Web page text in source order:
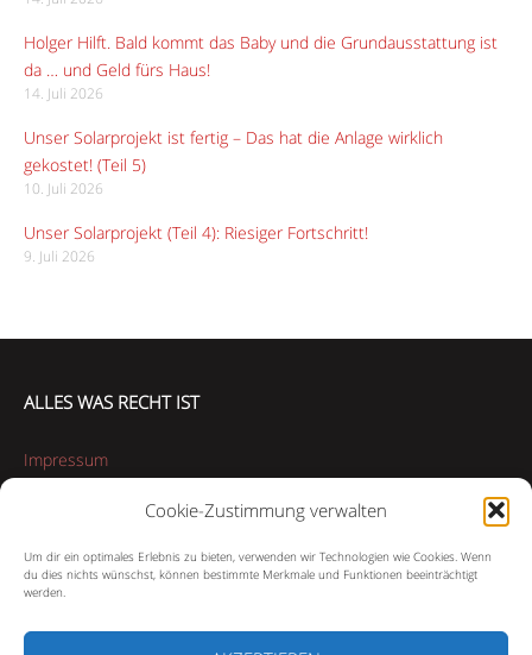
Cookie-Zustimmung verwalten
Um dir ein optimales Erlebnis zu bieten, verwenden wir Technologien wie Cookies. Wenn
du dies nichts wünschst, können bestimmte Merkmale und Funktionen beeinträchtigt
werden.
Holger Hilft. Bald kommt das Baby und die Grundausstattung ist
da … und Geld fürs Haus!
14. Juli 2026
Unser Solarprojekt ist fertig – Das hat die Anlage wirklich
gekostet! (Teil 5)
10. Juli 2026
Unser Solarprojekt (Teil 4): Riesiger Fortschritt!
9. Juli 2026
ALLES WAS RECHT IST
Impressum
Datenschutzerklärung
Cookie-Richtlinie (EU)